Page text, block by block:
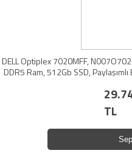
DELL Optiplex 7020MFF,
DDR5 Ram, 512Gb SSD,
TL